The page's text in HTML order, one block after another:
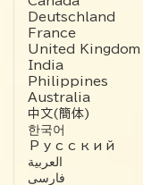
Deutschland
France
United Kingdom
India
Philippines
Australia
中文(簡体)
한국어
Русский
العربية‏
فارسی